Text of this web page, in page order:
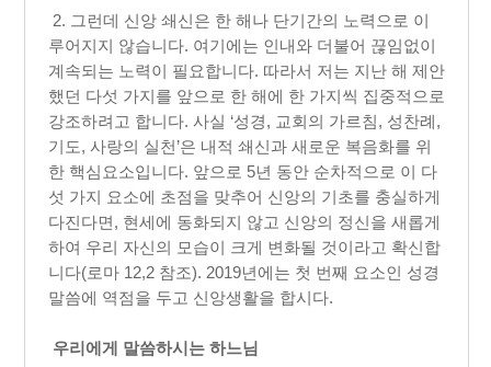
2. 그런데 신앙 쇄신은 한 해나 단기간의 노력으로 이
루어지지 않습니다. 여기에는 인내와 더불어 끊임없이
계속되는 노력이 필요합니다. 따라서 저는 지난 해 제안
했던 다섯 가지를 앞으로 한 해에 한 가지씩 집중적으로
강조하려고 합니다. 사실 ‘성경, 교회의 가르침, 성찬례,
기도, 사랑의 실천’은 내적 쇄신과 새로운 복음화를 위
한 핵심요소입니다. 앞으로 5년 동안 순차적으로 이 다
섯 가지 요소에 초점을 맞추어 신앙의 기초를 충실하게
다진다면, 현세에 동화되지 않고 신앙의 정신을 새롭게
하여 우리 자신의 모습이 크게 변화될 것이라고 확신합
니다(로마 12,2 참조). 2019년에는 첫 번째 요소인 성경
말씀에 역점을 두고 신앙생활을 합시다.​
우리에게 말씀하시는 하느님